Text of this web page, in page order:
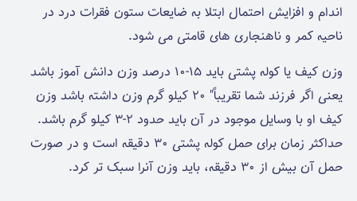
اندام و افزایش احتمال ابتلا به ضایعات ستون فقرات درد در
ناحیه کمر و ناهنجاری های قامتی می شود.
وزن کیف یا کوله پشتی باید ۱۵-۱۰ درصد وزن دانش آموز باشد
یعنی اگر فرزند شما تقریباً" ۲۰ کیلو گرم وزن داشته باشد وزن
کیف او با وسایل موجود در آن باید حدود ۲-۳ کیلو گرم باشد.
حداکثر زمان برای حمل کوله پشتی ۳۰ دقیقه است و در صورت
حمل آن بیش از ۳۰ دقیقه، باید وزن آنرا سبک تر کرد.